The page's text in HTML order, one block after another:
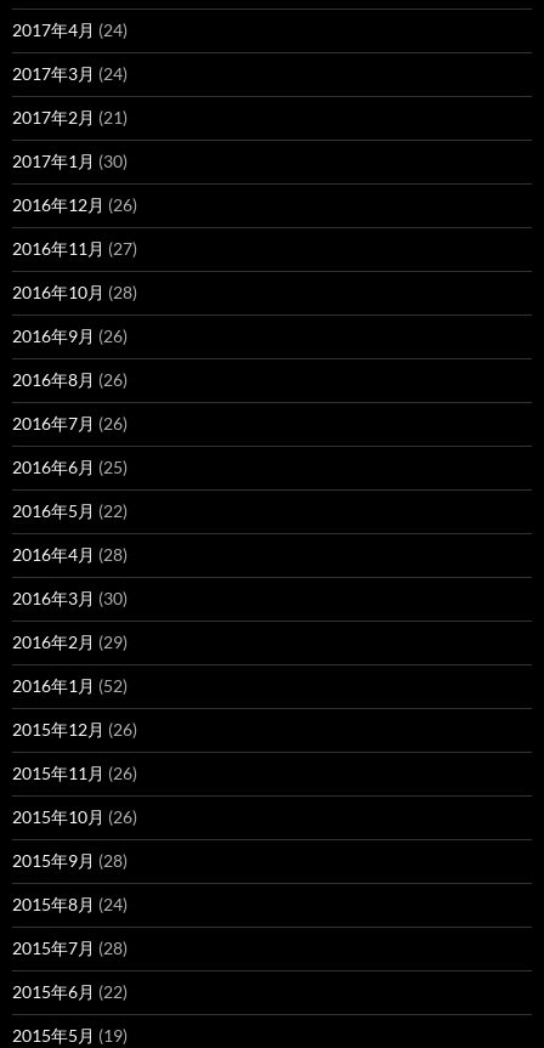
2017年4月 (24)
2017年3月 (24)
2017年2月 (21)
2017年1月 (30)
2016年12月 (26)
2016年11月 (27)
2016年10月 (28)
2016年9月 (26)
2016年8月 (26)
2016年7月 (26)
2016年6月 (25)
2016年5月 (22)
2016年4月 (28)
2016年3月 (30)
2016年2月 (29)
2016年1月 (52)
2015年12月 (26)
2015年11月 (26)
2015年10月 (26)
2015年9月 (28)
2015年8月 (24)
2015年7月 (28)
2015年6月 (22)
2015年5月 (19)